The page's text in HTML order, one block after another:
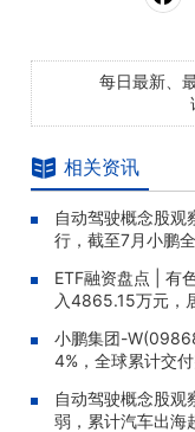
每日最新、
相关资讯
自动驾驶概念股
行，截至7月小鹏
ETF融资盘点 | 有
入4865.15万元，
小鹏集团-
4%，全球累计交
自动驾驶概念股
弱，累计汽车出海